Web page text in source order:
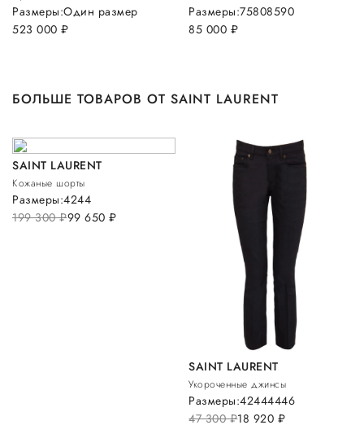
523 000 руб.
Размеры:Один размер
85 000 руб.
Размеры:75808590
БОЛЬШЕ ТОВАРОВ ОТ SAINT LAURENT
SAINT LAURENT
Кожаные шорты
199 300руб.99 650 руб.
Размеры:4244
SAINT LAURENT
Укороченные джинсы
47 300руб.18 920 руб.
Размеры:42444446